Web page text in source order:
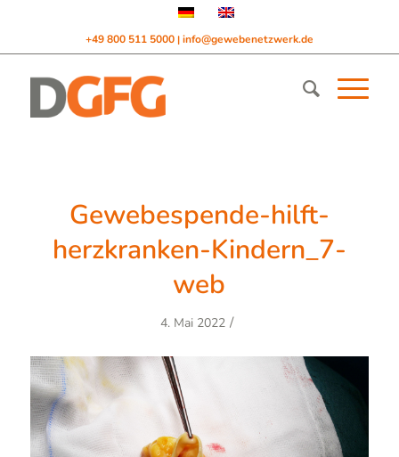
+49 800 511 5000 | info@gewebenetzwerk.de
Gewebespende-hilft-
herzkranken-Kindern_7-
web
4. Mai 2022 /